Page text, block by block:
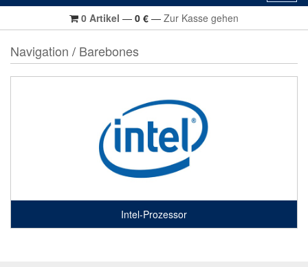
0 Artikel — 0 € — Zur Kasse gehen
Navigation / Barebones
Intel-Prozessor